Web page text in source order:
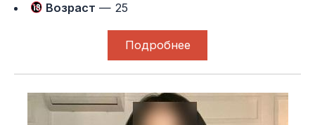
Возраст — 25
Подробнее